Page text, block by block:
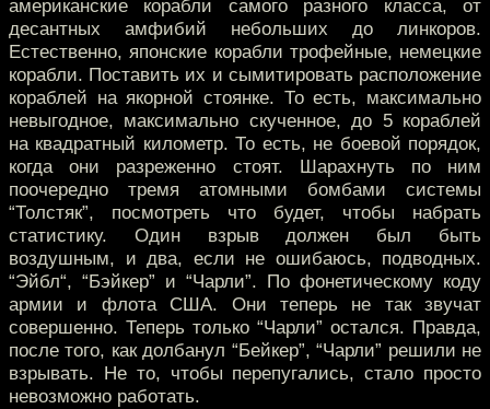
американские корабли самого разного класса, от
десантных амфибий небольших до линкоров.
Естественно, японские корабли трофейные, немецкие
корабли. Поставить их и сымитировать расположение
кораблей на якорной стоянке. То есть, максимально
невыгодное, максимально скученное, до 5 кораблей
на квадратный километр. То есть, не боевой порядок,
когда они разреженно стоят. Шарахнуть по ним
поочередно тремя атомными бомбами системы
“Толстяк”, посмотреть что будет, чтобы набрать
статистику. Один взрыв должен был быть
воздушным, и два, если не ошибаюсь, подводных.
“Эйбл“, “Бэйкер” и “Чарли”. По фонетическому коду
армии и флота США. Они теперь не так звучат
совершенно. Теперь только “Чарли” остался. Правда,
после того, как долбанул “Бейкер”, “Чарли” решили не
взрывать. Не то, чтобы перепугались, стало просто
невозможно работать.